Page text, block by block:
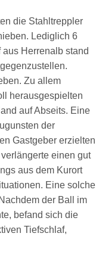
die Stahltreppler
Lediglich 6
Herrenalb stand
Zu allem
herausgespielten
auf Abseits. Eine
der
Gastgeber erzielten
einen gut
aus dem Kurort
Eine solche
der Ball im
befand sich die
Tiefschlaf,